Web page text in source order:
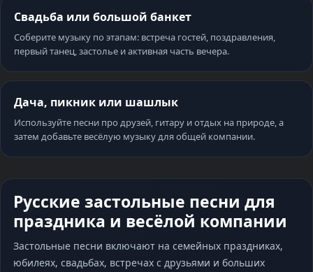
Свадьба или большой банкет
Соберите музыку по этапам: встреча гостей, поздравления,
первый танец, застолье и активная часть вечера.
Дача, пикник или шашлык
Используйте песни про друзей, гитару и отдых на природе, а
затем добавьте весёлую музыку для общей компании.
Русские застольные песни для
праздника и весёлой компании
Застольные песни включают на семейных праздниках,
юбилеях, свадьбах, встречах с друзьями и больших